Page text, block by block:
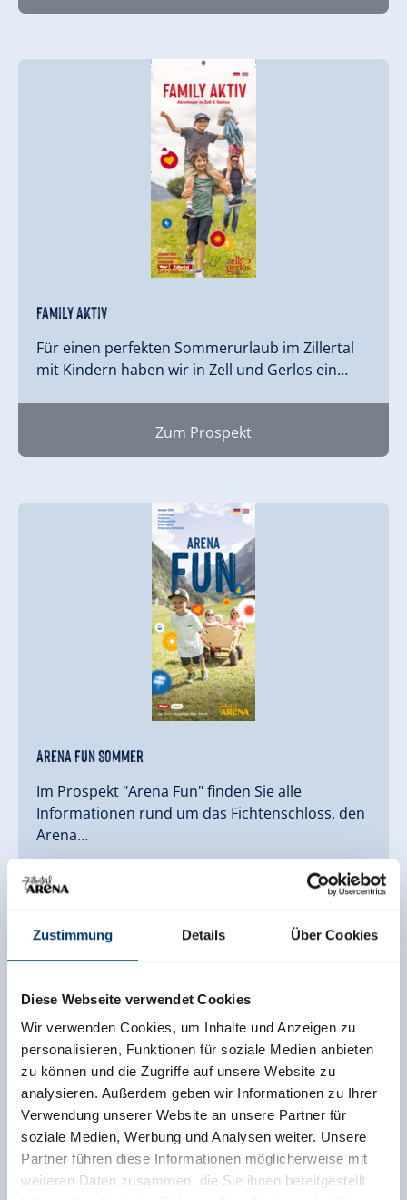
Zustimmung Details Über Cookies
Diese Webseite verwendet Cookies
Wir verwenden Cookies, um Inhalte und Anzeigen zu
personalisieren, Funktionen für soziale Medien anbieten
zu können und die Zugriffe auf unsere Website zu
analysieren. Außerdem geben wir Informationen zu Ihrer
Verwendung unserer Website an unsere Partner für
soziale Medien, Werbung und Analysen weiter. Unsere
Partner führen diese Informationen möglicherweise mit
weiteren Daten zusammen, die Sie ihnen bereitgestellt
Family Aktiv
Für einen perfekten Sommerurlaub im Zillertal
mit Kindern haben wir in Zell und Gerlos ein…
Zum Prospekt
Arena Fun Sommer
Im Prospekt "Arena Fun" finden Sie alle
Informationen rund um das Fichtenschloss, den
Arena…